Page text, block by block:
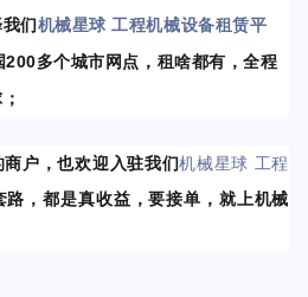
们机械星球 工程机械设备租赁平
200多个城市网点，租啥都有，全程
户，也欢迎入驻我们机械星球 工程
路，都是真收益，要接单，就上机械